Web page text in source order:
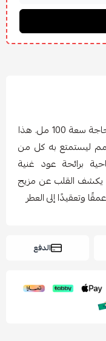
لطافة للجنسين هو عطر آسر مقدم في زجاجة سعة 100 مل. هذا
ليستمتع به كل من
برائحة عود غنية
يكشف القلب عن مزيج
وتعقيدًا إلى العطر
الدفع